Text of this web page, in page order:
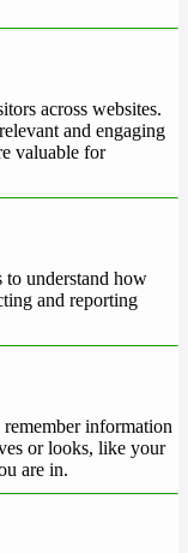
across websites.
and engaging
valuable for
understand how
and reporting
information
or looks, like your
are in.